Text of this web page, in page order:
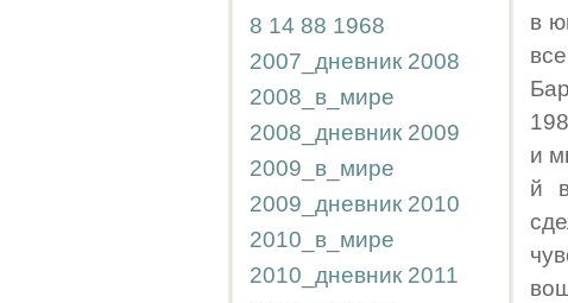
8 14 88 1968
2007_дневник 2008
2008_в_мире
2008_дневник 2009
2009_в_мире
2009_дневник 2010
2010_в_мире
2010_дневник 2011
в
и
й